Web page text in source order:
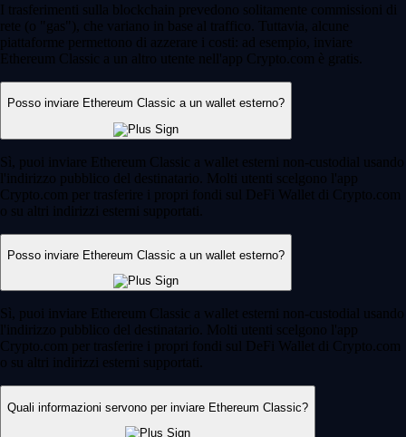
I trasferimenti sulla blockchain prevedono solitamente commissioni di
rete (o "gas"), che variano in base al traffico. Tuttavia, alcune
piattaforme permettono di azzerare i costi: ad esempio, inviare
Ethereum Classic a un altro utente nell'app Crypto.com è gratis.
Posso inviare Ethereum Classic a un wallet esterno?
Sì, puoi inviare Ethereum Classic a wallet esterni non-custodial usando
l'indirizzo pubblico del destinatario. Molti utenti scelgono l'app
Crypto.com per trasferire i propri fondi sul DeFi Wallet di Crypto.com
o su altri indirizzi esterni supportati.
Posso inviare Ethereum Classic a un wallet esterno?
Sì, puoi inviare Ethereum Classic a wallet esterni non-custodial usando
l'indirizzo pubblico del destinatario. Molti utenti scelgono l'app
Crypto.com per trasferire i propri fondi sul DeFi Wallet di Crypto.com
o su altri indirizzi esterni supportati.
Quali informazioni servono per inviare Ethereum Classic?